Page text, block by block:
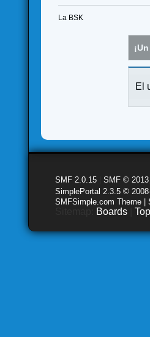
La BSK
El
SMF 2.0.15 |SMF © 2013
SimplePortal 2.3.5 ©
SMFSimple.com Theme |
Boards |